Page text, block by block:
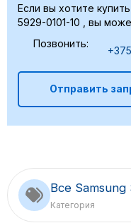
Если вы хотите
5929-0101-10 , вы
Позвонить:
Отправить
Все
Категория